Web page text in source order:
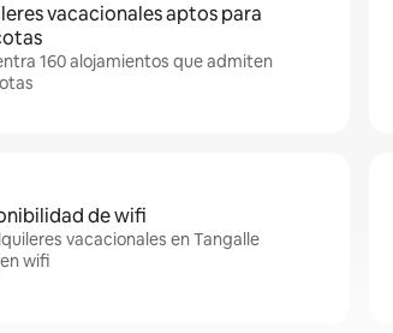
vacacionales aptos para
160 alojamientos que admiten
de wifi
vacacionales en Tangalle
wifi